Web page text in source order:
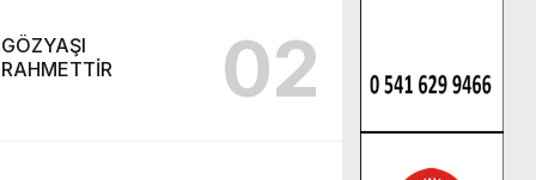
GÖZYAŞI
RAHMETTİR
02